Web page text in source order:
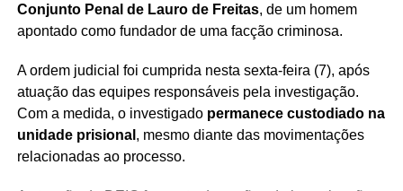
Conjunto Penal de Lauro de Freitas, de um homem
apontado como fundador de uma facção criminosa.
A ordem judicial foi cumprida nesta sexta-feira (7), após
atuação das equipes responsáveis pela investigação.
Com a medida, o investigado permanece custodiado na
unidade prisional , mesmo diante das movimentações
relacionadas ao processo.